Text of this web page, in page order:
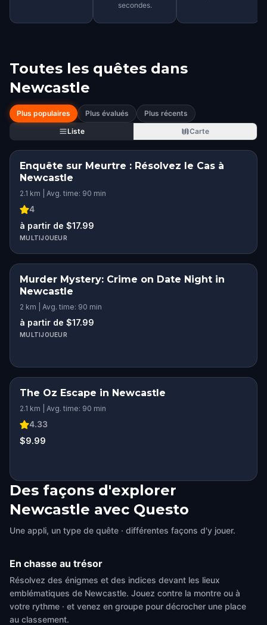
secondes.
Toutes les quêtes dans
Newcastle
Plus populaires Plus évalués
Plus récents
Liste
Carte
Enquête sur Meurtre : Résolvez le Cas à
Newcastle
2.1 km | Avg. time: 90 min
4
à partir de $17.99
MULTIJOUEUR
Murder Mystery: Crime on Date Night in
Newcastle
2 km | Avg. time: 90 min
à partir de $17.99
MULTIJOUEUR
The Oz Escape in Newcastle
2.1 km | Avg. time: 90 min
4.33
$9.99
Des façons d'explorer
Newcastle avec Questo
Une appli, un type de quête · différentes façons d'y jouer.
En chasse au trésor
Résolvez des énigmes et des indices devant les lieux
emblématiques de Newcastle. Jouez contre la montre ou à
votre rythme · et venez en groupe pour décrocher une place
au classement.